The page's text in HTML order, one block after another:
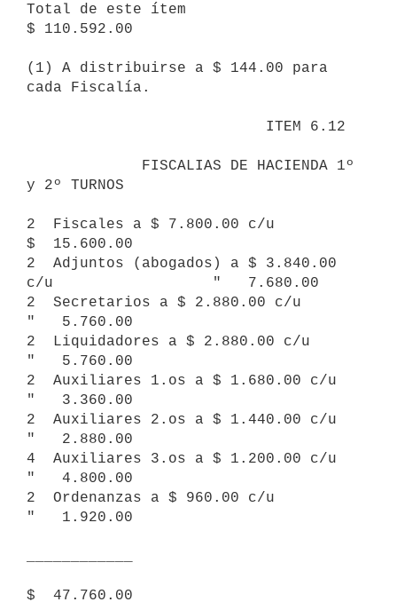
Total de este ítem
$ 110.592.00
(1) A distribuirse a $ 144.00 para
cada Fiscalía.
y 2º TURNOS
2  Fiscales a $ 7.800.00 c/u
$  15.600.00
2  Adjuntos (abogados) a $ 3.840.00
c/u                  "   7.680.00
2  Secretarios a $ 2.880.00 c/u
"   5.760.00
2  Liquidadores a $ 2.880.00 c/u
"   5.760.00
2  Auxiliares 1.os a $ 1.680.00 c/u
"   3.360.00
2  Auxiliares 2.os a $ 1.440.00 c/u
"   2.880.00
4  Auxiliares 3.os a $ 1.200.00 c/u
"   4.800.00
2  Ordenanzas a $ 960.00 c/u
"   1.920.00
$  47.760.00